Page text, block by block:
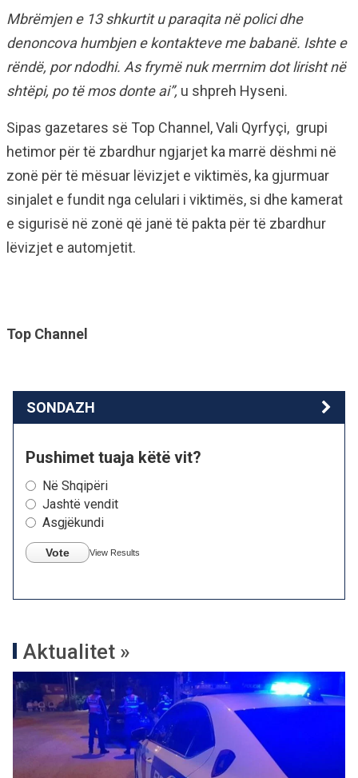
Mbrëmjen e 13 shkurtit u paraqita në polici dhe
denoncova humbjen e kontakteve me babanë. Ishte e
rëndë, por ndodhi. As frymë nuk merrnim dot lirisht në
shtëpi, po të mos donte ai”, u shpreh Hyseni.
Sipas gazetares së Top Channel, Vali Qyrfyçi, grupi
hetimor për të zbardhur ngjarjet ka marrë dëshmi në
zonë për të mësuar lëvizjet e viktimës, ka gjurmuar
sinjalet e fundit nga celulari i viktimës, si dhe kamerat
e sigurisë në zonë që janë të pakta për të zbardhur
lëvizjet e automjetit.
Top Channel
SONDAZH
Pushimet tuaja këtë vit?
Në Shqipëri
Jashtë vendit
Asgjëkundi
Vote View Results
Aktualitet »